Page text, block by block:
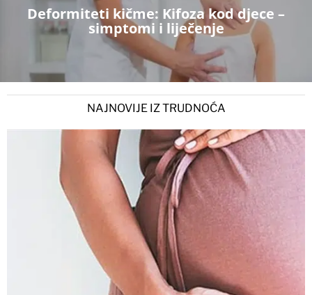
Deformiteti kičme: Kifoza kod djece –
simptomi i liječenje
NAJNOVIJE IZ TRUDNOĆA